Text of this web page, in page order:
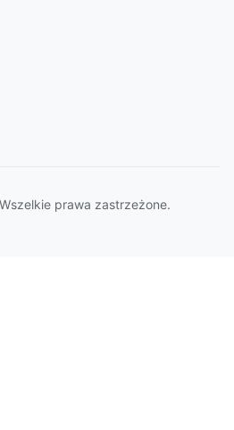
prawa zastrzeżone.